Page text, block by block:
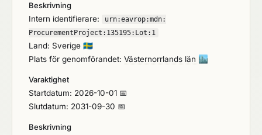
uppgår till cirka 3 500 ton och innebär både
kontinuerlig leverans men också planerade och
oplanerade extra leveranser i samband med
revisions- och driftstopp.
Beskrivning
Intern identifierare:
urn:eavrop:mdn:
ProcurementProject: 135195: Lot: 1
Land: Sverige 🇸🇪
Plats för genomförandet: Västernorrlands län 🏙️
Varaktighet
Startdatum: 2026-10-01 📅
Slutdatum: 2031-09-30 📅
Beskrivning